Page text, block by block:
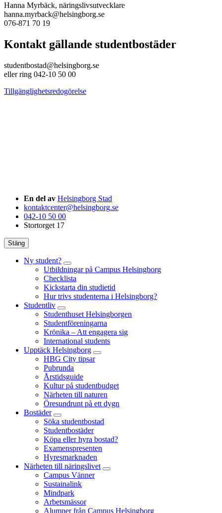
Hanna Myrbäck, näringslivsutvecklare
hanna.myrback@helsingborg.se
076-871 70 19
Kontakt gällande studentbostäder
studentbostad@helsingborg.se
eller ring 042-10 50 00
Tillgänglighetsredogörelse
En del av Helsingborg Stad
kontaktcenter@helsingborg.se
042-10 50 00
Stortorget 17
Stäng
Ny student?
Utbildningar på Campus Helsingborg
Checklista
Kickstarta din studietid
Hur trivs studenterna i Helsingborg?
Studentliv
Studenthuset Helsingborgen
Studentföreningarna
Krönika – Att engagera sig
International students
Upptäck Helsingborg
HBG City tipsar
Pubrunda
Årstidsguide
Kultur på studentbudget
Närheten till naturen
Öresundrunt på ett dygn
Bostäder
Söka studentbostad
Studentbostäder
Köpa eller hyra bostad?
Examenspresenten
Hyresmarknaden
Närheten till näringslivet
Campus Vänner
Sustainalink
Mindpark
Arbetsmässor
Alumner från Campus Helsingborg